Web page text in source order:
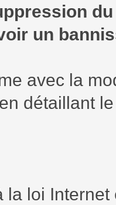
un
avec la
en détaillant
la loi